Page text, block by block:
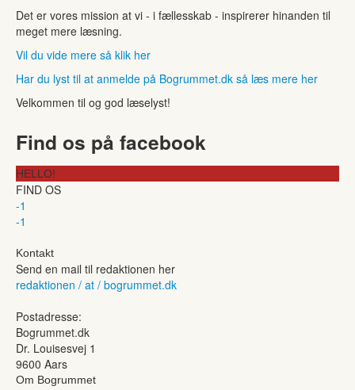
Det er vores mission at vi - i fællesskab - inspirerer hinanden til
meget mere læsning.
Vil du vide mere så klik her
Har du lyst til at anmelde på Bogrummet.dk så læs mere her
Velkommen til og god læselyst!
Find os på facebook
HELLO!
FIND OS
-1
-1
Kontakt
Send en mail til redaktionen her
redaktionen / at / bogrummet.dk
Postadresse:
Bogrummet.dk
Dr. Louisesvej 1
9600 Aars
Om Bogrummet